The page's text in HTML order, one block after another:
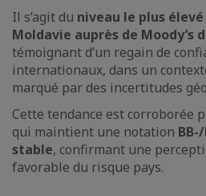
Il s’agit du niveau le plus
Moldavie auprès de Moody’s
témoignant d’un regain de
internationaux, dans un
marqué par des incertitudes
Cette tendance est corroborée
qui maintient une notation
stable, confirmant une
favorable du risque pays.